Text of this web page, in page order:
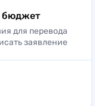
бюджет
для перевода
заявление